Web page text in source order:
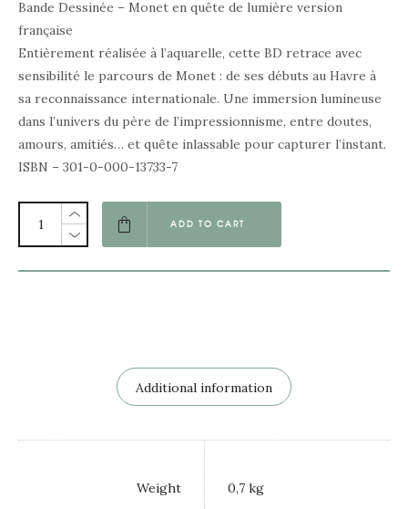
Bande Dessinée – Monet en quête de lumière version
française
Entièrement réalisée à l’aquarelle, cette BD retrace avec
sensibilité le parcours de Monet : de ses débuts au Havre à
sa reconnaissance internationale. Une immersion lumineuse
dans l’univers du père de l’impressionnisme, entre doutes,
amours, amitiés… et quête inlassable pour capturer l’instant.
ISBN – 301-0-000-13733-7
ADD TO CART
Additional information
Weight 0,7 kg